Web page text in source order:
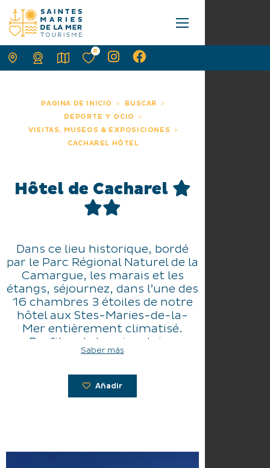
PAGINA DE INICIO
BUSCAR
DEPORTE Y OCIO
VISITAS, MUSEOS & EXPOSICIONES
CACHAREL HÔTEL
Hôtel de Cacharel
Dans ce lieu historique, bordé
par le Parc Régional Naturel de la
Camargue, les marais et les
étangs, séjournez, dans l’une des
16 chambres 3 étoiles de notre
hôtel aux Stes-Maries-de-la-
Mer entièrement climatisé.
Profitez de la soixantaine
d’hectares de terrain de Cacharel
Saber más
Añadir
0